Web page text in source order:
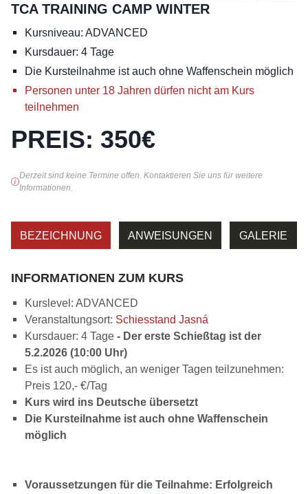
TCA TRAINING CAMP WINTER
Kursniveau: ADVANCED
Kursdauer: 4 Tage
Die Kursteilnahme ist auch ohne Waffenschein möglich
Personen unter 18 Jahren dürfen nicht am Kurs
teilnehmen
PREIS: 350€
Derzeit sind keine Termine offen. Kontaktieren Sie uns für weitere
Informationen.
BEZEICHNUNG ANWEISUNGEN GALERIE
INFORMATIONEN ZUM KURS
Kurslevel: ADVANCED
Veranstaltungsort: Schiesstand Jasná
Kursdauer: 4 Tage - Der erste Schießtag ist der
5.2.2026 (10:00 Uhr)
Es ist auch möglich, an weniger Tagen teilzunehmen:
Preis 120,- €/Tag
Kurs wird ins Deutsche übersetzt
Die Kursteilnahme ist auch ohne Waffenschein
möglich
Voraussetzungen für die Teilnahme: Erfolgreich